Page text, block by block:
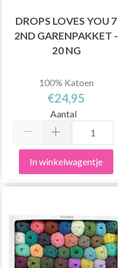
DROPS LOVES YOU 7
2ND GARENPAKKET -
20 NG
100% Katoen
€24,95
Aantal
In winkelwagentje